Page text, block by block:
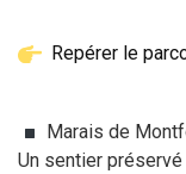
Repérer le
Marais de
Un sentier